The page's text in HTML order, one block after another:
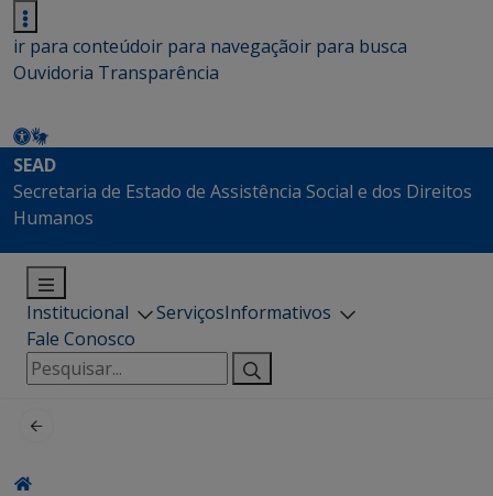
ir para conteúdoir para navegaçãoir para busca
Ouvidoria Transparência
SEAD
Secretaria de Estado de Assistência Social e dos Direitos
Humanos
Institucional ServiçosInformativos
Fale Conosco
Pesquisar
por: